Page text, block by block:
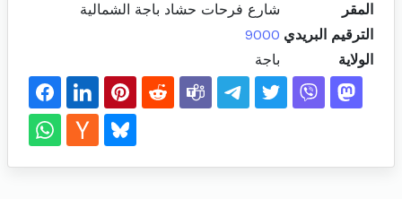
المقر
شارع فرحات حشاد باجة الشمالية
الترقيم البريدي 9000
الولاية
باجة